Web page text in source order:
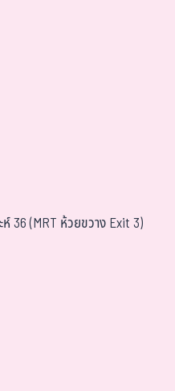
36 (MRT ห้วยขวาง Exit 3)